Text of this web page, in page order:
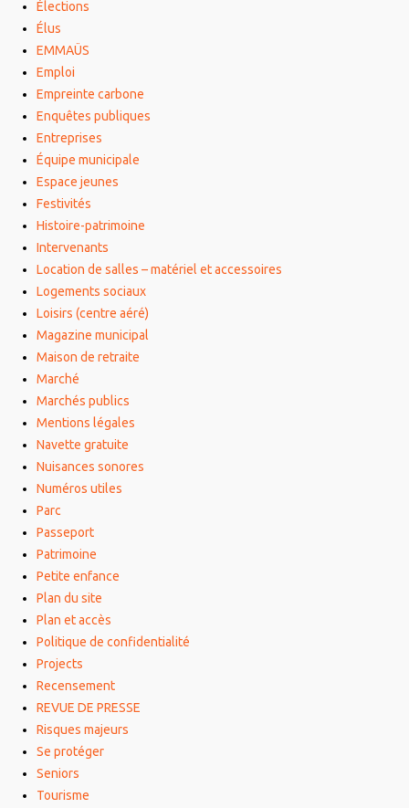
Élections
Élus
EMMAÜS
Emploi
Empreinte carbone
Enquêtes publiques
Entreprises
Équipe municipale
Espace jeunes
Festivités
Histoire-patrimoine
Intervenants
Location de salles – matériel et accessoires
Logements sociaux
Loisirs (centre aéré)
Magazine municipal
Maison de retraite
Marché
Marchés publics
Mentions légales
Navette gratuite
Nuisances sonores
Numéros utiles
Parc
Passeport
Patrimoine
Petite enfance
Plan du site
Plan et accès
Politique de confidentialité
Projects
Recensement
REVUE DE PRESSE
Risques majeurs
Se protéger
Seniors
Tourisme